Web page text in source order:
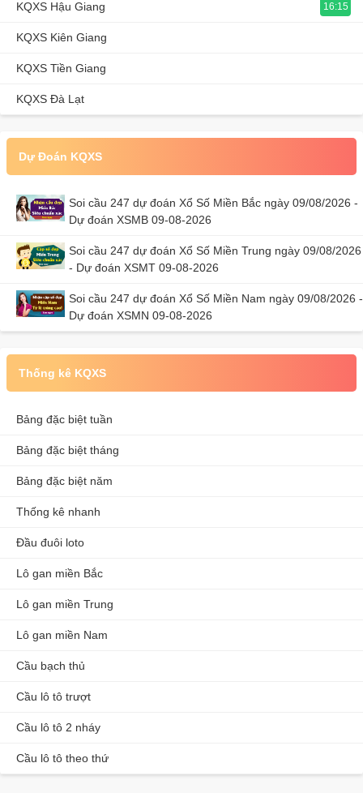
KQXS Hậu Giang 16:15
KQXS Kiên Giang
KQXS Tiền Giang
KQXS Đà Lạt
Dự Đoán KQXS
Soi cầu 247 dự đoán Xổ Số Miền Bắc ngày 09/08/2026 -
Dự đoán XSMB 09-08-2026
Soi cầu 247 dự đoán Xổ Số Miền Trung ngày 09/08/2026
- Dự đoán XSMT 09-08-2026
Soi cầu 247 dự đoán Xổ Số Miền Nam ngày 09/08/2026 -
Dự đoán XSMN 09-08-2026
Thống kê KQXS
Bảng đặc biệt tuần
Bảng đặc biệt tháng
Bảng đặc biệt năm
Thống kê nhanh
Đầu đuôi loto
Lô gan miền Bắc
Lô gan miền Trung
Lô gan miền Nam
Cầu bạch thủ
Cầu lô tô trượt
Cầu lô tô 2 nháy
Cầu lô tô theo thứ